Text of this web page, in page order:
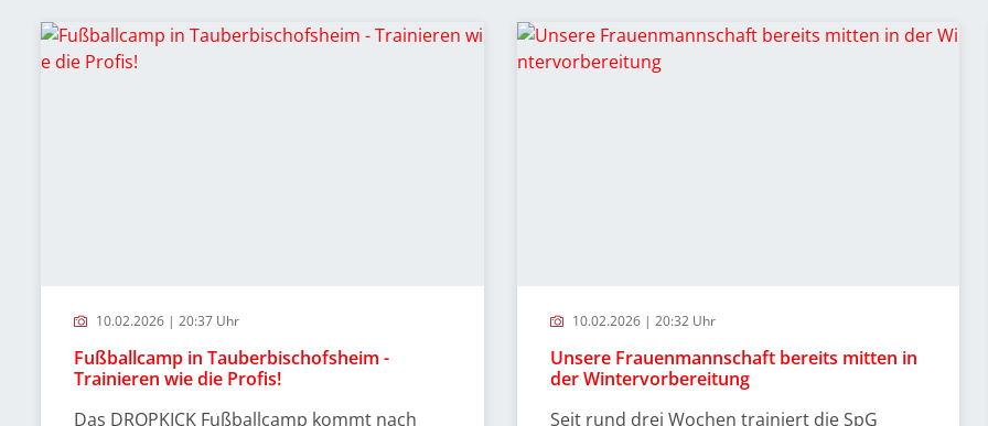
10.02.2026 | 20:37 Uhr
Fußballcamp in Tauberbischofsheim -
Trainieren wie die Profis!
Das DROPKICK Fußballcamp kommt nach
10.02.2026 | 20:32 Uhr
Unsere Frauenmannschaft bereits mitten in
der Wintervorbereitung
Seit rund drei Wochen trainiert die SpG